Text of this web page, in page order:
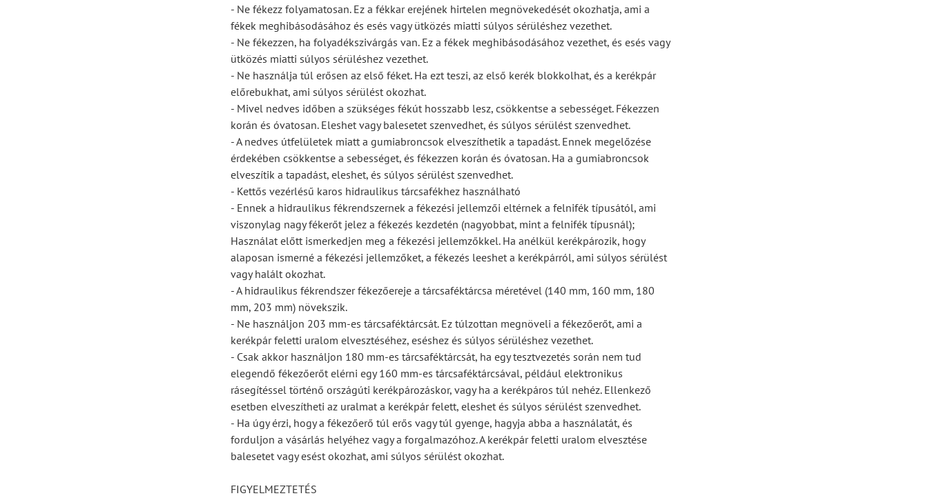
- Ne fékezz folyamatosan. Ez a fékkar erejének hirtelen megnövekedését okozhatja, ami a
fékek meghibásodásához és esés vagy ütközés miatti súlyos sérüléshez vezethet.
- Ne fékezzen, ha folyadékszivárgás van. Ez a fékek meghibásodásához vezethet, és esés vagy
ütközés miatti súlyos sérüléshez vezethet.
- Ne használja túl erősen az első féket. Ha ezt teszi, az első kerék blokkolhat, és a kerékpár
előrebukhat, ami súlyos sérülést okozhat.
- Mivel nedves időben a szükséges fékút hosszabb lesz, csökkentse a sebességet. Fékezzen
korán és óvatosan. Eleshet vagy balesetet szenvedhet, és súlyos sérülést szenvedhet.
- A nedves útfelületek miatt a gumiabroncsok elveszíthetik a tapadást. Ennek megelőzése
érdekében csökkentse a sebességet, és fékezzen korán és óvatosan. Ha a gumiabroncsok
elveszítik a tapadást, eleshet, és súlyos sérülést szenvedhet.
- Kettős vezérlésű karos hidraulikus tárcsafékhez használható
- Ennek a hidraulikus fékrendszernek a fékezési jellemzői eltérnek a felnifék típusától, ami
viszonylag nagy fékerőt jelez a fékezés kezdetén (nagyobbat, mint a felnifék típusnál);
Használat előtt ismerkedjen meg a fékezési jellemzőkkel. Ha anélkül kerékpározik, hogy
alaposan ismerné a fékezési jellemzőket, a fékezés leeshet a kerékpárról, ami súlyos sérülést
vagy halált okozhat.
- A hidraulikus fékrendszer fékezőereje a tárcsaféktárcsa méretével (140 mm, 160 mm, 180
mm, 203 mm) növekszik.
- Ne használjon 203 mm-es tárcsaféktárcsát. Ez túlzottan megnöveli a fékezőerőt, ami a
kerékpár feletti uralom elvesztéséhez, eséshez és súlyos sérüléshez vezethet.
- Csak akkor használjon 180 mm-es tárcsaféktárcsát, ha egy tesztvezetés során nem tud
elegendő fékezőerőt elérni egy 160 mm-es tárcsaféktárcsával, például elektronikus
rásegítéssel történő országúti kerékpározáskor, vagy ha a kerékpáros túl nehéz. Ellenkező
esetben elveszítheti az uralmat a kerékpár felett, eleshet és súlyos sérülést szenvedhet.
- Ha úgy érzi, hogy a fékezőerő túl erős vagy túl gyenge, hagyja abba a használatát, és
forduljon a vásárlás helyéhez vagy a forgalmazóhoz. A kerékpár feletti uralom elvesztése
balesetet vagy esést okozhat, ami súlyos sérülést okozhat.
FIGYELMEZTETÉS